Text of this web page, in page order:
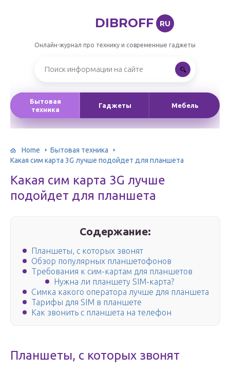
DIBROFF RU
Онлайн-журнал про технику и современные гаджеты
Бытовая
техника
Гаджеты Мебель
Home
Бытовая техника
Какая сим карта 3G лучше подойдет для планшета
Какая сим карта 3G лучше
подойдет для планшета
Содержание:
Планшеты, с которых звонят
Обзор популярных планшетофонов
Требования к сим-картам для планшетов
Нужна ли планшету SIM-карта?
Симка какого оператора лучше для планшета
Тарифы для SIM в планшете
Как звонить с планшета на телефон
Планшеты, с которых звонят